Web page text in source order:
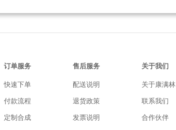
订单服务
快速下单
付款流程
定制合成
售后服务
配送说明
退货政策
发票说明
关于我们
关于康满林
联系我们
合作伙伴